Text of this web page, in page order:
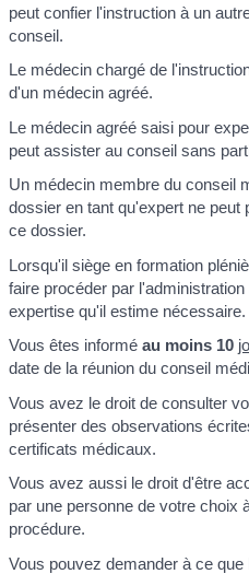
peut confier l'instruction à un
conseil.
Le médecin chargé de
d'un médecin agréé.
Le médecin agréé saisi pour
peut assister au conseil sans
Un médecin membre du conseil
dossier en tant qu'expert ne peut
ce dossier.
Lorsqu'il siège en formation
faire procéder par
expertise qu'il estime nécessaire.
Vous êtes informéau moins 10
date de la réunion du conseil
Vous avez le droit de consulter
présenter des observations
certificats médicaux.
Vous avez aussi le droit d'être
par une personne de votre choix
procédure.
Vous pouvez demander à ce